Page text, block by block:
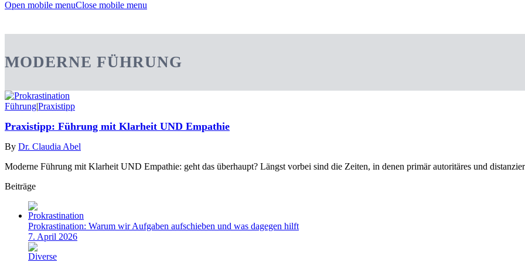
Open mobile menuClose mobile menu
MODERNE FÜHRUNG
Führung|Praxistipp
Praxistipp: Führung mit Klarheit UND Empathie
By Dr. Claudia Abel
Moderne Führung mit Klarheit UND Empathie: geht das überhaupt? Längst vorbei sind die Zeiten, in denen primär autoritäres und
Beiträge
Prokrastination: Warum wir Aufgaben aufschieben und was dagegen hilft
7. April 2026